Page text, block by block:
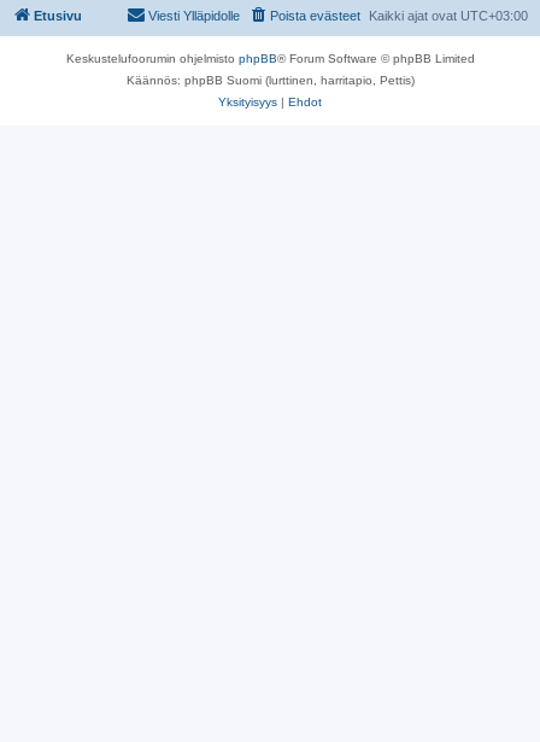
Etusivu Kaikki ajat ovat UTC+03:00
Poista evästeet
Viesti Ylläpidolle
Keskustelufoorumin ohjelmisto phpBB® Forum Software © phpBB Limited
Käännös: phpBB Suomi (lurttinen, harritapio, Pettis)
Yksityisyys | Ehdot